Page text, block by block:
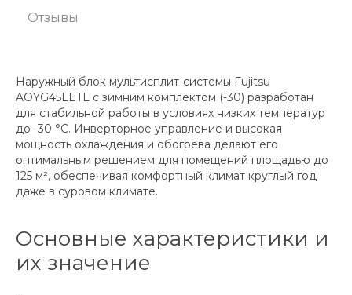
Отзывы
Наружный блок мультисплит-системы Fujitsu
AOYG45LETL с зимним комплектом (-30) разработан
для стабильной работы в условиях низких температур
до -30 °C. Инверторное управление и высокая
мощность охлаждения и обогрева делают его
оптимальным решением для помещений площадью до
125 м², обеспечивая комфортный климат круглый год
даже в суровом климате.
Основные характеристики и
их значение